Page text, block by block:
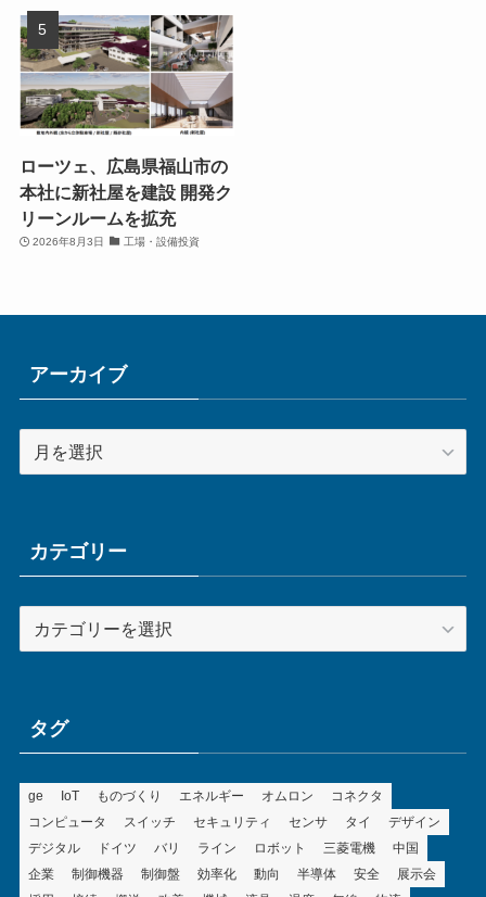
ローツェ、広島県福山市の
本社に新社屋を建設 開発ク
リーンルームを拡充
2026年8月3日 工場・設備投資
アーカイブ
ー
ブカテゴリー
テ
ータグ
ge IoT ものづくり エネルギー オムロン
コネクタ
コンピュータ
スイッチ セキュリティ センサ タイ
デザイン
デジタル
ドイツ バリ ライン ロボット 三菱電機
中国
企業
制御機器 制御盤 効率化 動向 半導体 安全
展示会